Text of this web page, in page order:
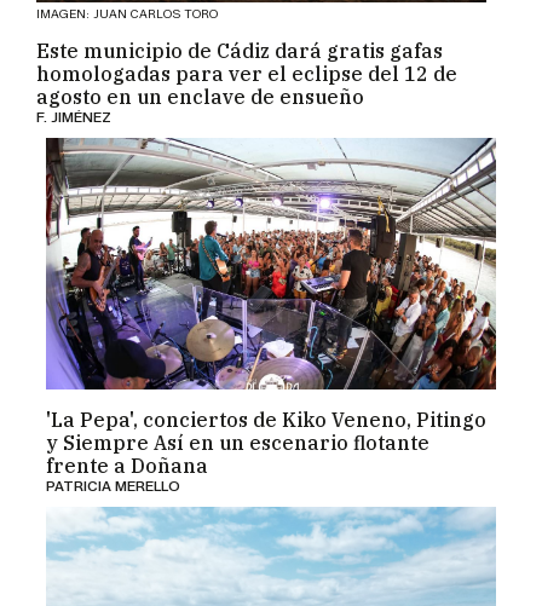
IMAGEN: JUAN CARLOS TORO
Este municipio de Cádiz dará gratis gafas
homologadas para ver el eclipse del 12 de
agosto en un enclave de ensueño
F. JIMÉNEZ
'La Pepa', conciertos de Kiko Veneno, Pitingo
y Siempre Así en un escenario flotante
frente a Doñana
PATRICIA MERELLO